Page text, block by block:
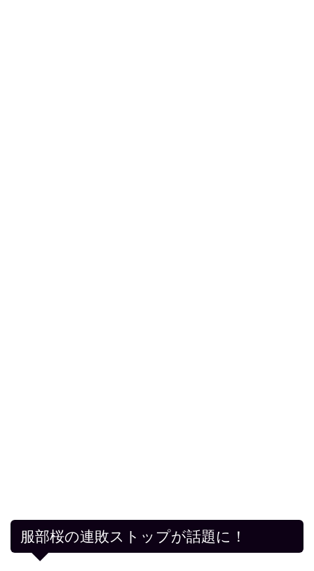
服部桜の連敗ストップが話題に！